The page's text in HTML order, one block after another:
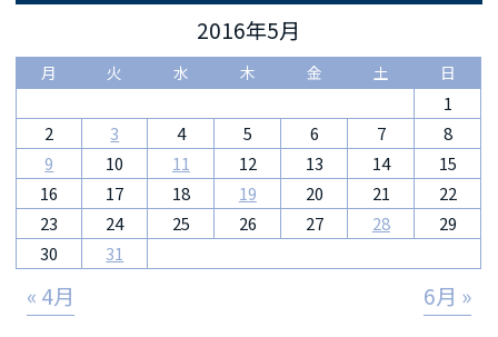
2016年5月
月 火 水 木 金 土 日
1
2
3 4 5 6 7
8
9
10 11 12 13 14
15
16
17 18 19 20 21
22
23
24 25 26 27 28
29
30
31
« 4月 6月 »